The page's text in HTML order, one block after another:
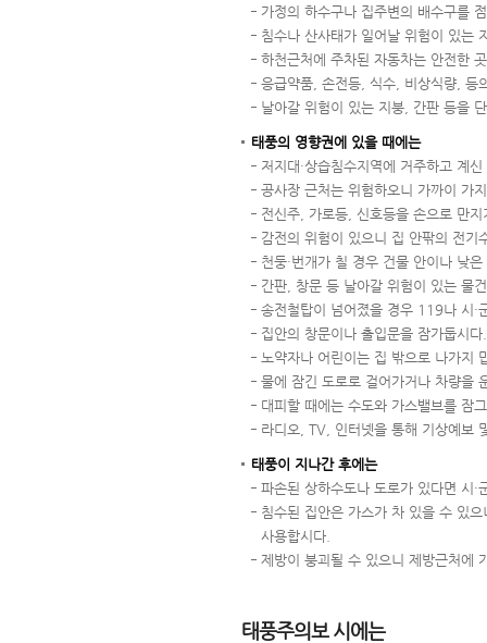
가정의 하수구나 집주변의 배수구를
침수나 산사태가 일어날 위험이 있는
하천근처에 주차된 자동차는 안전한
응급약품, 손전등, 식수, 비상식량, 등
날아갈 위험이 있는 지붕, 간판 등을
태풍의 영향권에 있을 때에는
저지대·상습침수지역에 거주하고 계
공사장 근처는 위험하오니 가까이 가
전신주, 가로등, 신호등을 손으로 만
감전의 위험이 있으니 집 안팎의 전기
천둥·번개가 칠 경우 건물 안이나 낮
간판, 창문 등 날아갈 위험이 있는 물
송전철탑이 넘어졌을 경우 119나 시·
집안의 창문이나 출입문을 잠가둡시다.
노약자나 어린이는 집 밖으로 나가지
물에 잠긴 도로로 걸어가거나 차량을
대피할 때에는 수도와 가스밸브를 잠
라디오, TV, 인터넷을 통해 기상예보
태풍이 지나간 후에는
파손된 상하수도나 도로가 있다면 시·
침수된 집안은 가스가 차 있을 수 있
사용합시다.
제방이 붕괴될 수 있으니 제방근처에
태풍주의보 시에는